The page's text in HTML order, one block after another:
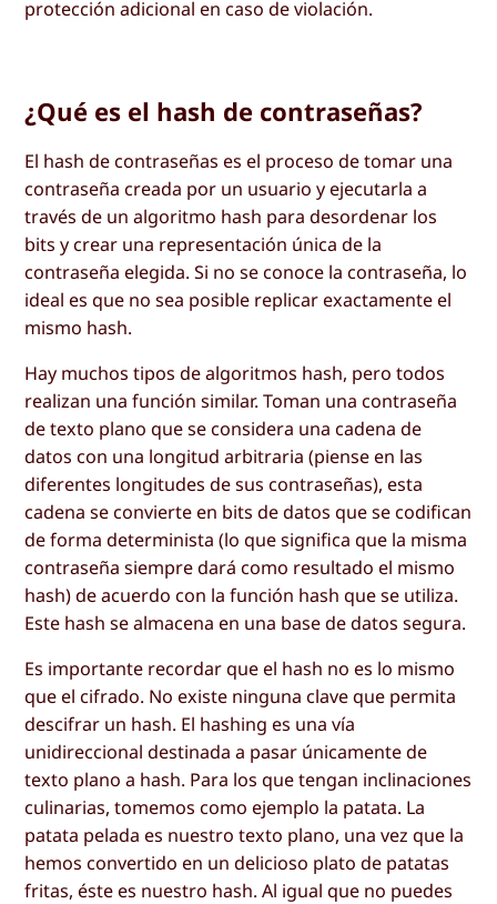
protección adicional en caso de violación.
¿Qué es el hash de contraseñas?
El hash de contraseñas es el proceso de tomar una
contraseña creada por un usuario y ejecutarla a
través de un algoritmo hash para desordenar los
bits y crear una representación única de la
contraseña elegida. Si no se conoce la contraseña, lo
ideal es que no sea posible replicar exactamente el
mismo hash.
Hay muchos tipos de algoritmos hash, pero todos
realizan una función similar. Toman una contraseña
de texto plano que se considera una cadena de
datos con una longitud arbitraria (piense en las
diferentes longitudes de sus contraseñas), esta
cadena se convierte en bits de datos que se codifican
de forma determinista (lo que significa que la misma
contraseña siempre dará como resultado el mismo
hash) de acuerdo con la función hash que se utiliza.
Este hash se almacena en una base de datos segura.
Es importante recordar que el hash no es lo mismo
que el cifrado. No existe ninguna clave que permita
descifrar un hash. El hashing es una vía
unidireccional destinada a pasar únicamente de
texto plano a hash. Para los que tengan inclinaciones
culinarias, tomemos como ejemplo la patata. La
patata pelada es nuestro texto plano, una vez que la
hemos convertido en un delicioso plato de patatas
fritas, éste es nuestro hash. Al igual que no puedes